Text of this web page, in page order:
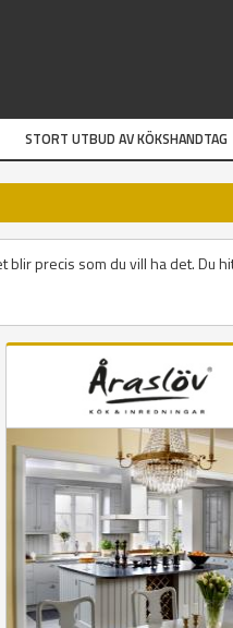
STORT UTBUD AV KÖKSHANDTAG
blir precis som du vill ha det. Du